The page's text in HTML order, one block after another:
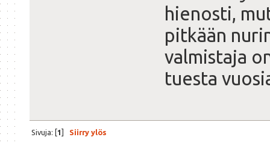
hienosti,
pitkään
valmistaja
tuesta
Sivuja: [1] Siirry ylös